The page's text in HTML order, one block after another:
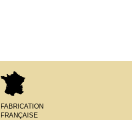
FABRICATION
FRANÇAISE